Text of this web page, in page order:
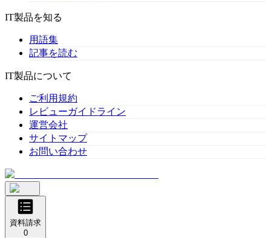
IT製品を知る
用語集
記事を読む
IT製品について
ご利用規約
レビューガイドライン
運営会社
サイトマップ
お問い合わせ
資料請求
0